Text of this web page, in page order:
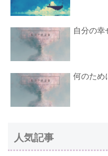
自分の幸
何のため
人気記事